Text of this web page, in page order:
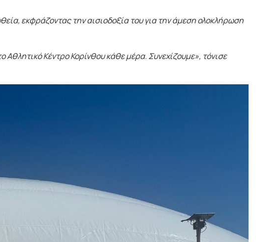
εκφράζοντας την αισιοδοξία του για την άμεση ολοκλήρωση
Αθλητικό Κέντρο Κορίνθου κάθε μέρα. Συνεχίζουμε», τόνισε